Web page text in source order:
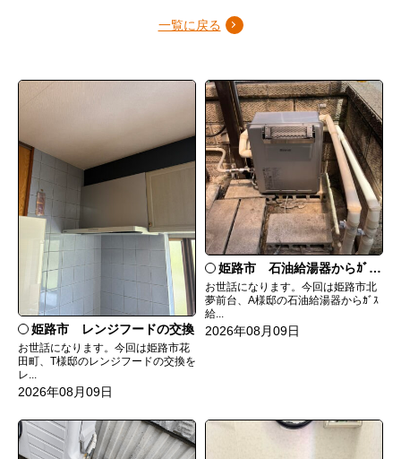
一覧に戻る
姫路市 レンジフードの交換
お世話になります。今回は姫路市花
田町、T様邸のレンジフードの交換を
レ...
2026年08月09日
姫路市 石油給湯器からｶﾞｽ給湯器へ取替
お世話になります。今回は姫路市北
夢前台、A様邸の石油給湯器からｶﾞｽ
給...
2026年08月09日